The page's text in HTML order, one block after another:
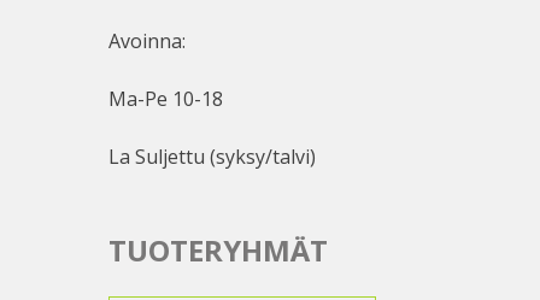
Avoinna:
Ma-Pe 10-18
La Suljettu (syksy/talvi)
TUOTERYHMÄT